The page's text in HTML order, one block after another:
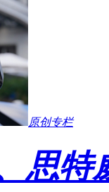
原创专栏
思特